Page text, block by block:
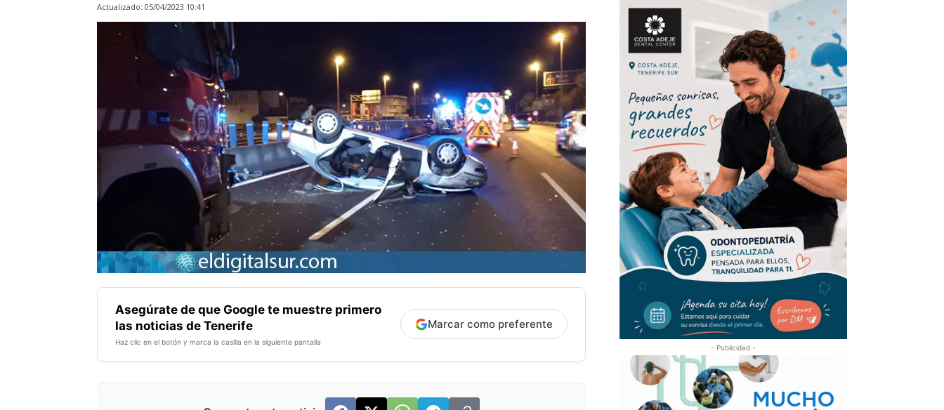
Actualizado: 05/04/2023 10:41
Asegúrate de que Google te muestre primero
las noticias de Tenerife
Haz clic en el botón y marca la casilla en la siguiente pantalla
Marcar como preferente
- Publicidad -